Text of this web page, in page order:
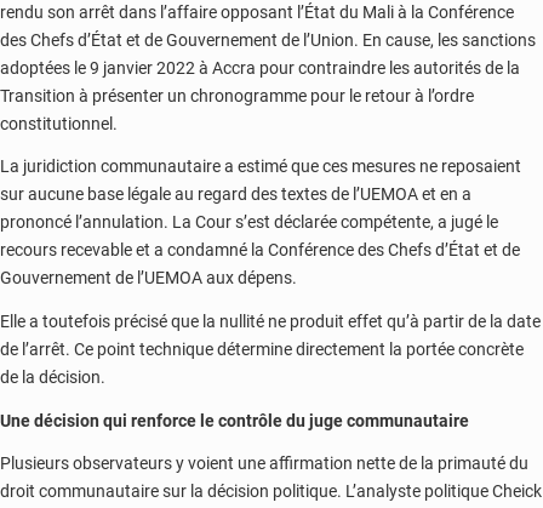
rendu son arrêt dans l’affaire opposant l’État du Mali à la Conférence
des Chefs d’État et de Gouvernement de l’Union. En cause, les sanctions
adoptées le 9 janvier 2022 à Accra pour contraindre les autorités de la
Transition à présenter un chronogramme pour le retour à l’ordre
constitutionnel.
La juridiction communautaire a estimé que ces mesures ne reposaient
sur aucune base légale au regard des textes de l’UEMOA et en a
prononcé l’annulation. La Cour s’est déclarée compétente, a jugé le
recours recevable et a condamné la Conférence des Chefs d’État et de
Gouvernement de l’UEMOA aux dépens.
Elle a toutefois précisé que la nullité ne produit effet qu’à partir de la date
de l’arrêt. Ce point technique détermine directement la portée concrète
de la décision.
Une décision qui renforce le contrôle du juge communautaire
Plusieurs observateurs y voient une affirmation nette de la primauté du
droit communautaire sur la décision politique. L’analyste politique Cheick